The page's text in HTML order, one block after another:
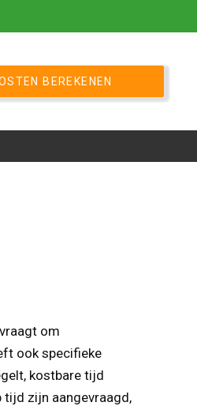
BEREKENEN
om
ook specifieke
kostbare tijd
tijd zijn aangevraagd,